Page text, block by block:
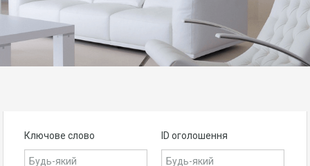
Ключове слово ID оголошення